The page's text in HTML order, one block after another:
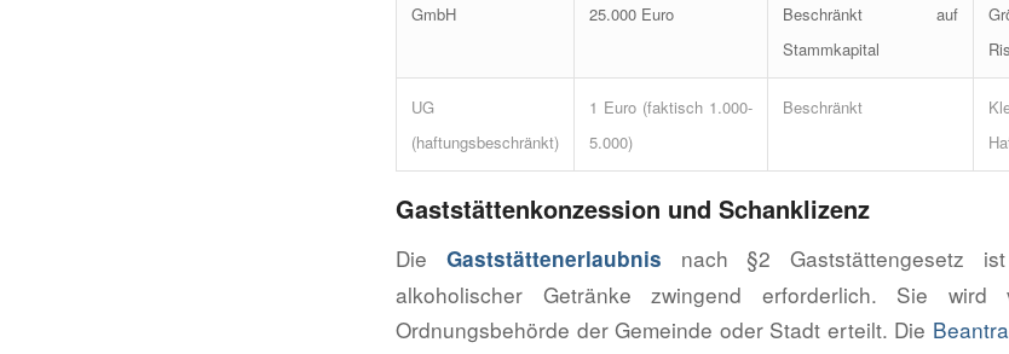
GmbH 25.000 Euro
Beschränkt auf
Stammkapital
UG
(haftungsbeschränkt)
1 Euro (faktisch 1.000-
5.000)
Beschränkt
Gaststättenkonzession und Schanklizenz
Die Gaststättenerlaubnis nach §2 Gaststättengesetz
alkoholischer Getränke zwingend erforderlich. Sie wird
Ordnungsbehörde der Gemeinde oder Stadt erteilt. Die